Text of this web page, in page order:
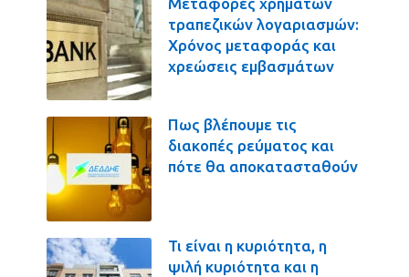
τραπεζικών λογαριασμών:
Χρόνος μεταφοράς και
χρεώσεις εμβασμάτων
Πως βλέπουμε τις
διακοπές ρεύματος και
πότε θα αποκατασταθούν
Τι είναι η κυριότητα, η
ψιλή κυριότητα και η